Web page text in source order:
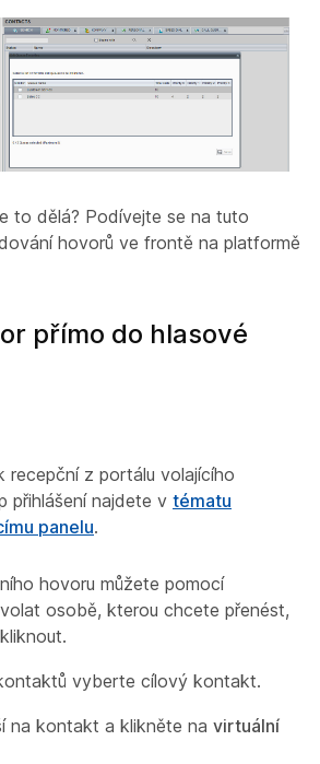
to dělá? Podívejte se na tuto
hovorů ve frontě na platformě
přímo do hlasové
recepční z portálu volajícího
přihlášení najdete v tématu
panelu.
hovoru můžete pomocí
osobě, kterou chcete přenést,
vyberte cílový kontakt.
na kontakt a klikněte na virtuální